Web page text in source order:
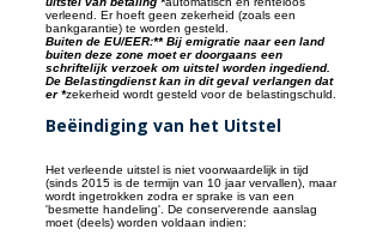
verleend. Er hoeft geen zekerheid (zoals een
bankgarantie) te worden gesteld.
Buiten de EU/EER:** Bij emigratie naar een land
buiten deze zone moet er doorgaans een
schriftelijk verzoek om uitstel worden ingediend.
De Belastingdienst kan in dit geval verlangen dat
er *zekerheid wordt gesteld voor de belastingschuld.
Beëindiging van het Uitstel
Het verleende uitstel is niet voorwaardelijk in tijd
(sinds 2015 is de termijn van 10 jaar vervallen), maar
wordt ingetrokken zodra er sprake is van een
'besmette handeling'. De conserverende aanslag
moet (deels) worden voldaan indien: